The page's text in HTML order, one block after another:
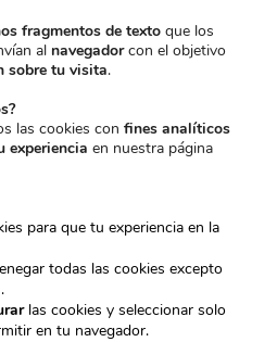
de que los niños se encuentren
señal telefónica o satelital sea
por medio de una aplicación para
tiempo real a un teléfono móvil,
llamadas al dispositivo para
se pueden hacer video
visualizar claramente el lugar en
las personas que lo rodean y el
fragmentos de texto que los
al navegadorcon el objetivo
sobre tu visita.
las cookies con fines analíticos
experiencia en nuestra página
para que tu experiencia en la
todas las cookies excepto
las cookies y seleccionar solo
en tu navegador.